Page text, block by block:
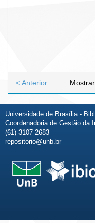
< Anterior
Universidade de Brasília -
Coordenadoria de Gestão da
(61) 3107-2683
repositorio@unb.br